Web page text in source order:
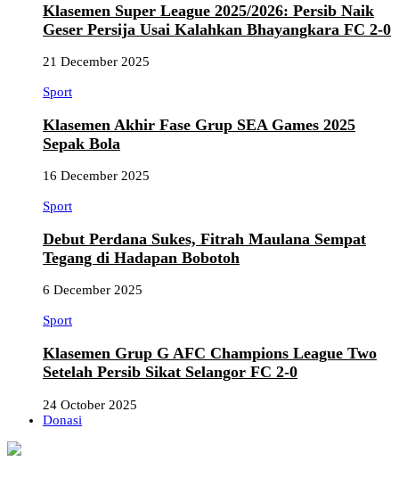
Klasemen Super League 2025/2026: Persib Naik
Geser Persija Usai Kalahkan Bhayangkara FC 2-0
21 December 2025
Sport
Klasemen Akhir Fase Grup SEA Games 2025
Sepak Bola
16 December 2025
Sport
Debut Perdana Sukes, Fitrah Maulana Sempat
Tegang di Hadapan Bobotoh
6 December 2025
Sport
Klasemen Grup G AFC Champions League Two
Setelah Persib Sikat Selangor FC 2-0
24 October 2025
Donasi